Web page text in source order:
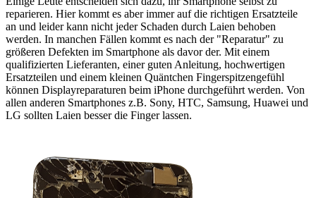
reparieren. Hier kommt es aber immer auf die richtigen Ersatzteile
an und leider kann nicht jeder Schaden durch Laien behoben
werden. In manchen Fällen kommt es nach der "Reparatur" zu
größeren Defekten im Smartphone als davor der. Mit einem
qualifizierten Lieferanten, einer guten Anleitung, hochwertigen
Ersatzteilen und einem kleinen Quäntchen Fingerspitzengefühl
können Displayreparaturen beim iPhone durchgeführt werden. Von
allen anderen Smartphones z.B. Sony, HTC, Samsung, Huawei und
LG sollten Laien besser die Finger lassen.